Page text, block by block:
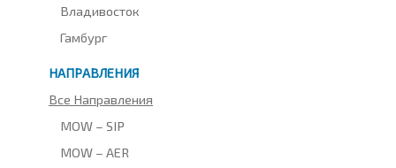
Владивосток
Гамбург
НАПРАВЛЕНИЯ
Все Направления
MOW – SIP
MOW – AER